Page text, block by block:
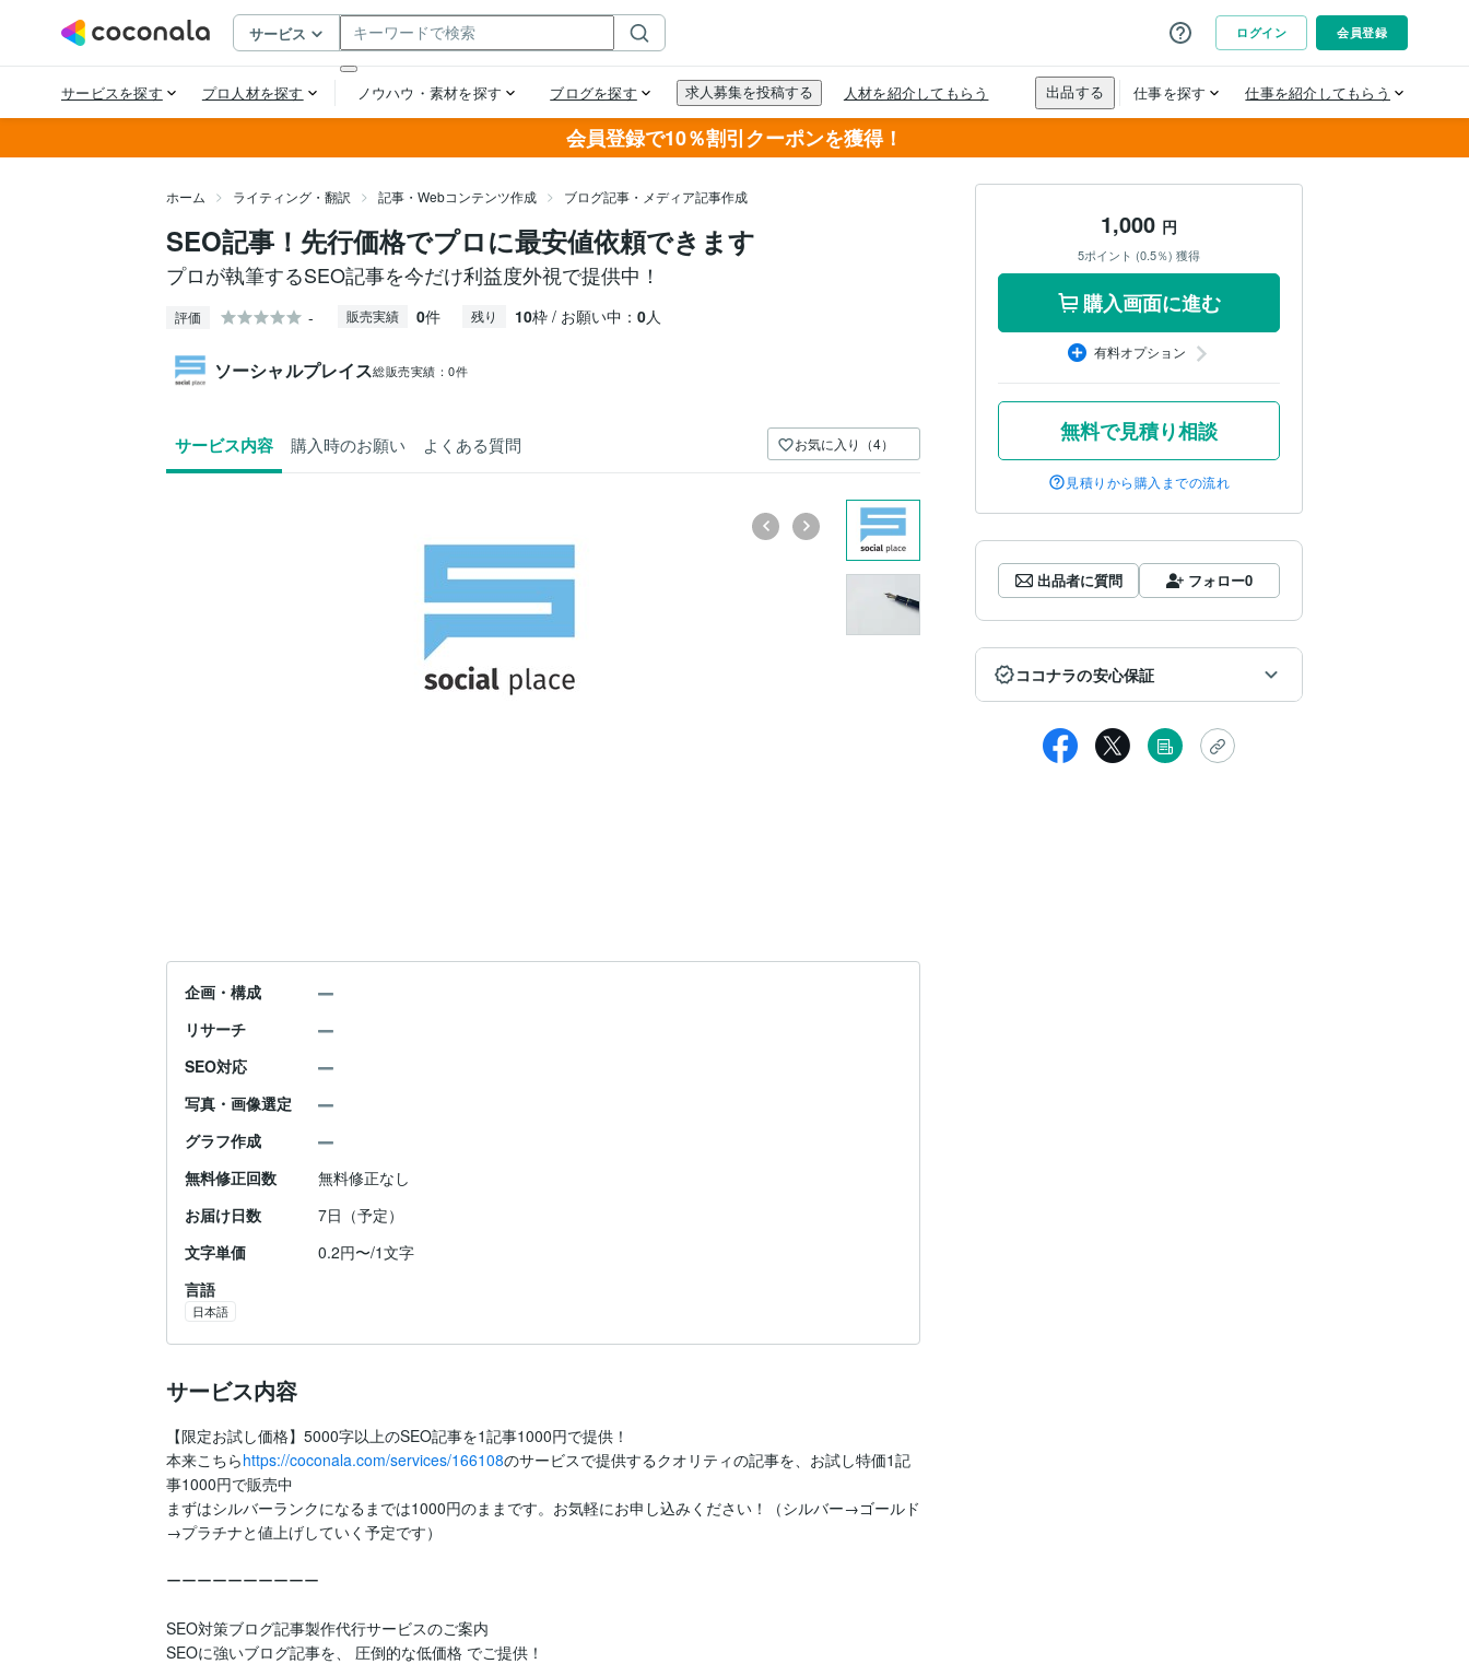
会員登録で10％割引クーポンを獲得！
ホーム ライティング・翻訳 記事・Webコンテンツ作成 ブログ記事・メディア記事作成
SEO記事！先行価格でプロに最安値依頼できます
プロが執筆するSEO記事を今だけ利益度外視で提供中！
評価 - 販売実績 0件 残り 10枠 / お願い中： 0人
ソーシャルプレイス総販売実績：0件
サービス内容 購入時のお願い よくある質問 お気に入り（4）
企画・構成
リサーチ
SEO対応
写真・画像選定
グラフ作成
無料修正回数
無料修正なし
お届け日数
7日（予定）
文字単価
0.2円〜/1文字
言語
日本語
サービス内容
【限定お試し価格】5000字以上のSEO記事を1記事1000円で提供！
本来こちらhttps://coconala.com/services/166108のサービスで提供するクオリティの記事を、お試し特価1記
事1000円で販売中
まずはシルバーランクになるまでは1000円のままです。お気軽にお申し込みください！（シルバー→ゴールド
→プラチナと値上げしていく予定です）
ーーーーーーーーーー
SEO対策ブログ記事製作代行サービスのご案内
SEOに強いブログ記事を、 圧倒的な低価格 でご提供！
1,000 円
5ポイント (0.5％) 獲得
購入画面に進む
有料オプション
無料で見積り相談
見積りから購入までの流れ
出品者に質問 フォロー0
ココナラの安心保証